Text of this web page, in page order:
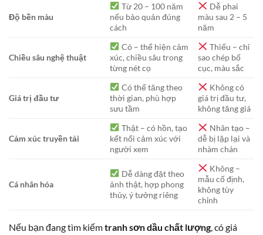
Độ bền màu
Từ 20 – 100 năm
nếu bảo quản đúng
cách
Dễ phai
màu sau 2 – 5
năm
Chiều sâu nghệ thuật
Có – thể hiện cảm
xúc, chiều sâu trong
từng nét cọ
Thiếu – chỉ
sao chép bố
cục, màu sắc
Giá trị đầu tư
Có thể tăng theo
thời gian, phù hợp
sưu tầm
Không có
giá trị đầu tư,
không tăng giá
Cảm xúc truyền tải
Thật – có hồn, tạo
kết nối cảm xúc với
người xem
Nhân tạo –
dễ bị lặp lại và
nhàm chán
Cá nhân hóa
Dễ dàng đặt theo
ảnh thật, hợp phong
thủy, ý tưởng riêng
Không –
mẫu cố định,
không tùy
chỉnh
Nếu bạn đang tìm kiếmtranh sơn dầu chất lượng , có giá